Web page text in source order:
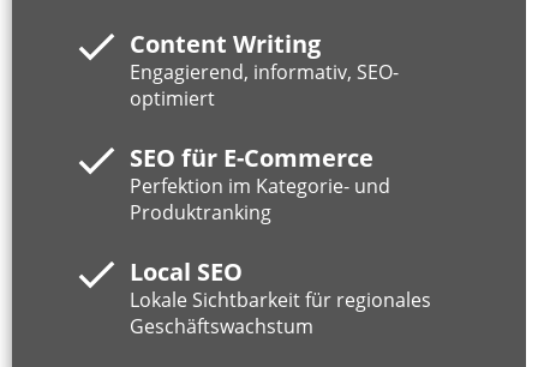
Content Writing
Engagierend, informativ, SEO-
optimiert
SEO für E-Commerce
Perfektion im Kategorie- und
Produktranking
Local SEO
Lokale Sichtbarkeit für regionales
Geschäftswachstum